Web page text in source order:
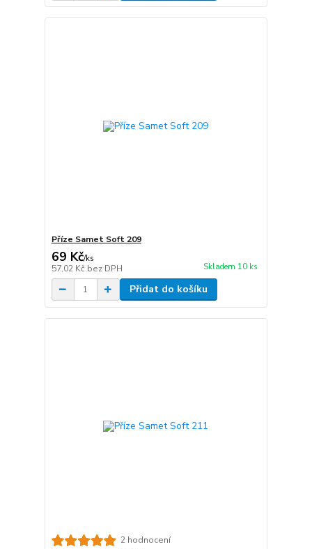
Příze Samet Soft 209
69 Kč/ks
57,02 Kč bez DPH Skladem 10 ks
Přidat do košíku
2 hodnocení